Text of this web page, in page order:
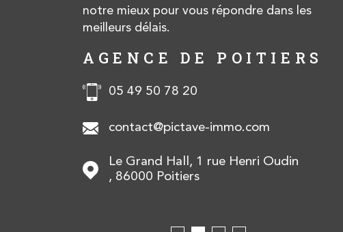
notre mieux pour vous répondre dans les
meilleurs délais.
AGENCE DE POITIERS
05 49 50 78 20
contact@pictave-immo.com
Le Grand Hall, 1 rue Henri Oudin
86000
Poitiers